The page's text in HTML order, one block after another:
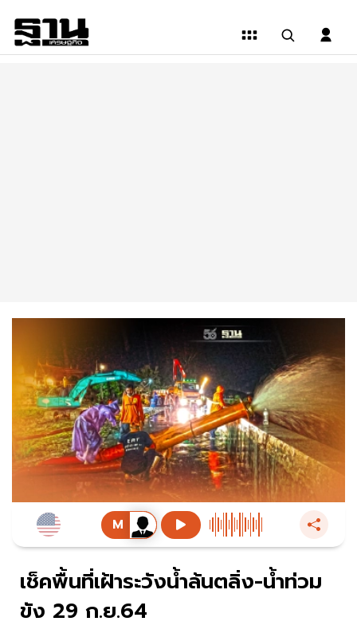
เช็คพื้นที่เฝ้าระวังน้ำล้นตลิ่ง-น้ำท่วม
ขัง 29 ก.ย.64